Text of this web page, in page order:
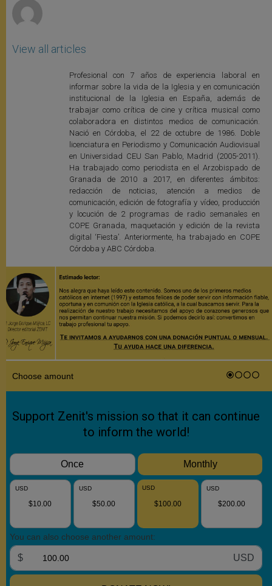
View all articles
Profesional con 7 años de experiencia laboral en
informar sobre la vida de la Iglesia y en comunicación
institucional de la Iglesia en España, además de
trabajar como crítica de cine y crítica musical como
colaboradora en distintos medios de comunicación.
Nació en Córdoba, el 22 de octubre de 1986. Doble
licenciatura en Periodismo y Comunicación Audiovisual
en Universidad CEU San Pablo, Madrid (2005-2011).
Ha trabajado como periodista en el Arzobispado de
Granada de 2010 a 2017, en diferentes ámbitos:
redacción de noticias, atención a medios de
comunicación, edición de fotografía y vídeo, producción
y locución de 2 programas de radio semanales en
COPE Granada, maquetación y edición de la revista
digital ‘Fiesta’. Anteriormente, ha trabajado en COPE
Córdoba y ABC Córdoba.